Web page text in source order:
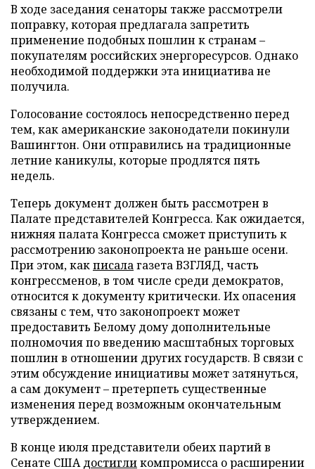
В ходе заседания сенаторы также рассмотрели
поправку, которая предлагала запретить
применение подобных пошлин к странам –
покупателям российских энергоресурсов. Однако
необходимой поддержки эта инициатива не
получила.
Голосование состоялось непосредственно перед
тем, как американские законодатели покинули
Вашингтон. Они отправились на традиционные
летние каникулы, которые продлятся пять
недель.
Теперь документ должен быть рассмотрен в
Палате представителей Конгресса. Как ожидается,
нижняя палата Конгресса сможет приступить к
рассмотрению законопроекта не раньше осени.
При этом, какписалагазета ВЗГЛЯД, часть
конгрессменов, в том числе среди демократов,
относится к документу критически. Их опасения
связаны с тем, что законопроект может
предоставить Белому дому дополнительные
полномочия по введению масштабных торговых
пошлин в отношении других государств. В связи с
этим обсуждение инициативы может затянуться,
а сам документ – претерпеть существенные
изменения перед возможным окончательным
утверждением.
В конце июля представители обеих партий в
Сенате СШАдостигликомпромисса о расширении